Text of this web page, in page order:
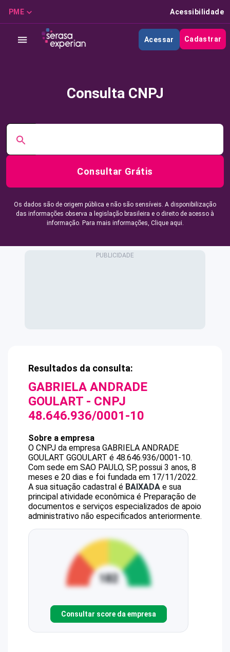
PME Acessibilidade
Acessar Cadastrar
Consulta CNPJ
Consultar Grátis
Os dados são de origem pública e não são sensíveis. A disponibilização
das informações observa a legislação brasileira e o direito de acesso à
informação. Para mais informações, Clique aqui.
Resultados da consulta:
GABRIELA ANDRADE
GOULART - CNPJ
48.646.936/0001-10
Sobre a empresa
O CNPJ da empresa GABRIELA ANDRADE
GOULART GGOULART é 48.646.936/0001-10.
Com sede em SAO PAULO, SP, possui 3 anos, 8
meses e 20 dias e foi fundada em 17/11/2022.
A sua situação cadastral é BAIXADA e sua
principal atividade econômica é Preparação de
documentos e serviços especializados de apoio
administrativo não especificados anteriormente.
Consultar score da empresa